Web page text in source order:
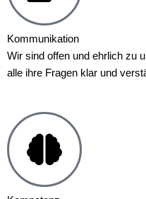
Kommunikation
Wir sind offen und ehrlich zu
alle ihre Fragen klar und